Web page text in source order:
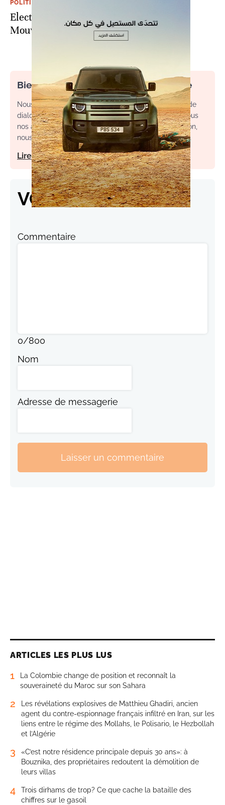
POLITIQUE
Elections 2015: La fin des partis du
Mouvement national
Bienvenue dans l’espace commentaire
Nous souhaitons un espace de débat, d’échange et de
dialogue. Afin d'améliorer la qualité des échanges sous
nos articles, ainsi que votre expérience de contribution,
nous vous invitons à consulter nos règles d’utilisation.
Lire notre charte
VOS RÉACTIONS
Commentaire
0/800
Nom
Adresse de messagerie
Laisser un commentaire
ARTICLES LES PLUS LUS
1
La Colombie change de position et reconnaît la
souveraineté du Maroc sur son Sahara
2
Les révélations explosives de Matthieu Ghadiri, ancien
agent du contre-espionnage français infiltré en Iran, sur les
liens entre le régime des Mollahs, le Polisario, le Hezbollah
et l’Algérie
3
«C’est notre résidence principale depuis 30 ans»: à
Bouznika, des propriétaires redoutent la démolition de
leurs villas
4
Trois dirhams de trop? Ce que cache la bataille des
chiffres sur le gasoil